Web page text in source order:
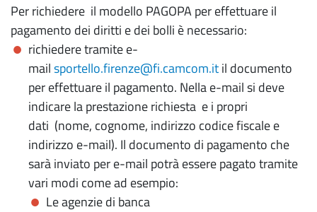
Per richiedere il modello PAGOPA per effettuare il
pagamento dei diritti e dei bolli è necessario:
richiedere tramite e-
mailsportello.firenze@fi.camcom.itil documento
per effettuare il pagamento. Nella e-mail si deve
indicare la prestazione richiesta e i propri
dati (nome, cognome, indirizzo codice fiscale e
indirizzo e-mail). Il documento di pagamento che
sarà inviato per e-mail potrà essere pagato tramite
vari modi come ad esempio:
Le agenzie di banca